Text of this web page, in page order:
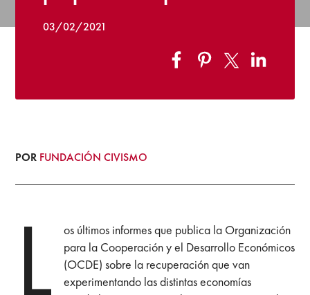
03/02/2021
POR FUNDACIÓN CIVISMO
L
os últimos informes que publica la Organización
para la Cooperación y el Desarrollo Económicos
(OCDE) sobre la recuperación que van
experimentando las distintas economías